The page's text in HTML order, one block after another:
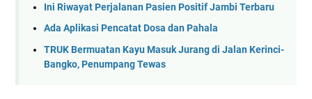
Ini Riwayat Perjalanan Pasien Positif Jambi Terbaru
Ada Aplikasi Pencatat Dosa dan Pahala
TRUK Bermuatan Kayu Masuk Jurang di Jalan Kerinci-
Bangko, Penumpang Tewas